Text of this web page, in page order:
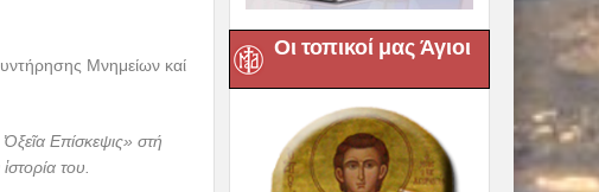
Μνημείων καί
Επίσκεψις» στή
του.
Οι τοπικοί μας Άγιοι